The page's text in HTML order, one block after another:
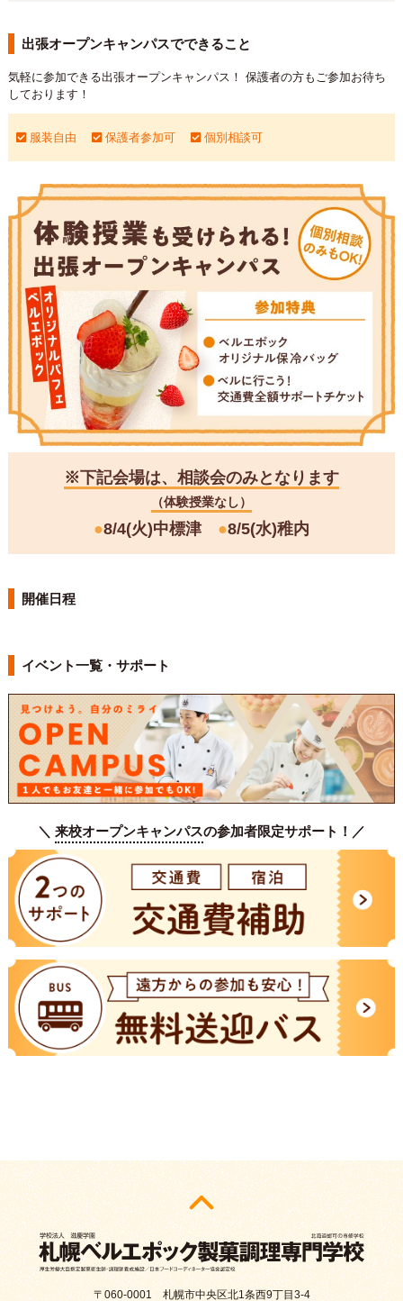
出張オープンキャンパスでできること
気軽に参加できる出張オープンキャンパス！ 保護者の方もご参加お待ち
しております！
服装自由 保護者参加可 個別相談可
※下記会場は、相談会のみとなります
（体験授業なし）
●8/4(火)中標津 ●8/5(水)稚内
開催日程
イベント一覧・サポート
＼ 来校オープンキャンパスの参加者限定サポート！／
〒060-0001 札幌市中央区北1条西9丁目3-4